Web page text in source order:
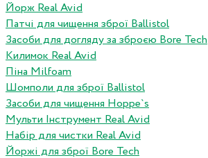
Йорж Real Avid
Патчі для чищення зброї Ballistol
Засоби для догляду за зброєю Bore Tech
Килимок Real Avid
Піна Milfoam
Шомполи для зброї Ballistol
Засоби для чищення Hoppe`s
Мульти Інструмент Real Avid
Набір для чистки Real Avid
Йоржі для зброї Bore Tech